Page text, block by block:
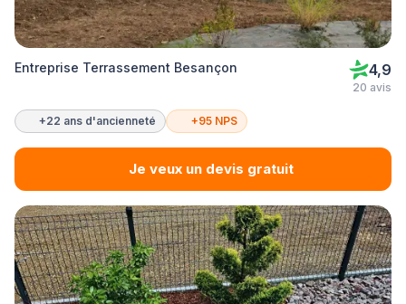
Entreprise Terrassement Besançon 4,9
20 avis
+22 ans d'ancienneté +95 NPS
Je veux un devis gratuit